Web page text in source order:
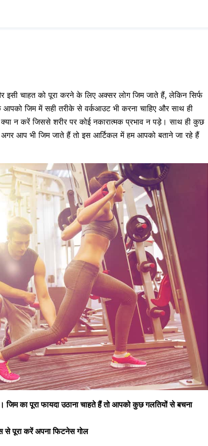
इसी चाहत को पूरा करने के लिए अक्सर लोग जिम जाते हैं, लेकिन सिर्फ
आपको जिम में सही तरीके से वर्कआउट भी करना चाहिए और साथ ही
न करें जिससे शरीर पर कोई नकारात्मक प्रभाव न पड़े। साथ ही कुछ
अगर आप भी जिम जाते हैं तो इस आर्टिकल में हम आपको बताने जा रहे हैं
का पूरा फायदा उठाना चाहते हैं तो आपको कुछ गलतियों से बचना
से पूरा करें अपना फिटनेस गोल